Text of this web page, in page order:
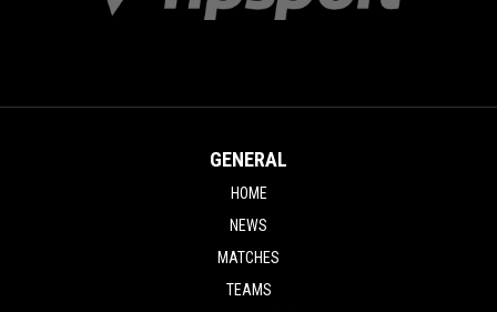
GENERAL
HOME
NEWS
MATCHES
TEAMS